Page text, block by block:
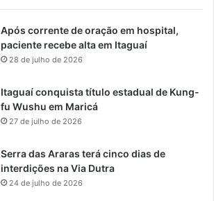
Após corrente de oração em hospital,
paciente recebe alta em Itaguaí
28 de julho de 2026
Itaguaí conquista título estadual de Kung-
fu Wushu em Maricá
27 de julho de 2026
Serra das Araras terá cinco dias de
interdições na Via Dutra
24 de julho de 2026